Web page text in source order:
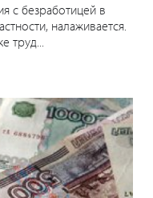
с безработицей в
налаживается.